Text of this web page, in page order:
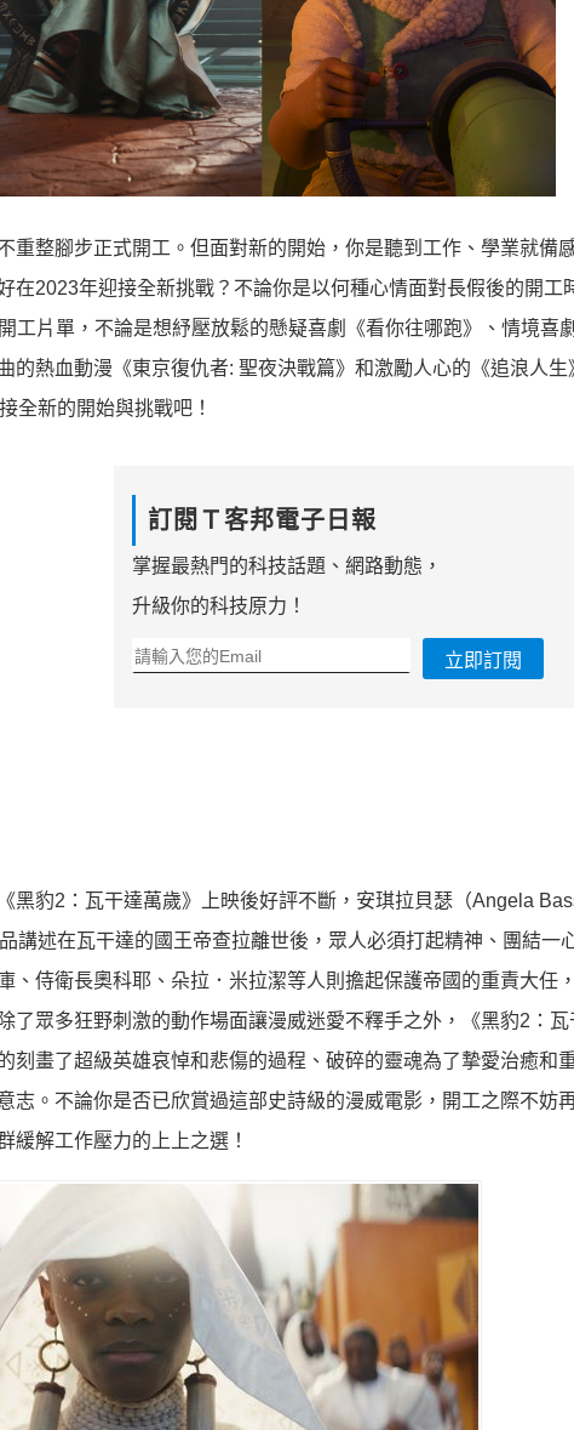
重整腳步正式開工。但面對新的開始，你是聽到工作、學業就備
在2023年迎接全新挑戰？不論你是以何種心情面對長假後的開工
工片單，不論是想紓壓放鬆的懸疑喜劇《看你往哪跑》、情境喜
的熱血動漫《東京復仇者: 聖夜決戰篇》和激勵人心的《追浪人生
全新的開始與挑戰吧！
訂閱Ｔ客邦電子日報
掌握最熱門的科技話題、網路動態，
升級你的科技原力！
立即訂閱
黑豹2：瓦干達萬歲》上映後好評不斷，安琪拉貝瑟（Angela
講述在瓦干達的國王帝查拉離世後，眾人必須打起精神、團結一
、侍衛長奧科耶、朵拉．米拉潔等人則擔起保護帝國的重責大任
了眾多狂野刺激的動作場面讓漫威迷愛不釋手之外，《黑豹2：瓦
刻畫了超級英雄哀悼和悲傷的過程、破碎的靈魂為了摯愛治癒和
志。不論你是否已欣賞過這部史詩級的漫威電影，開工之際不妨
緩解工作壓力的上上之選！